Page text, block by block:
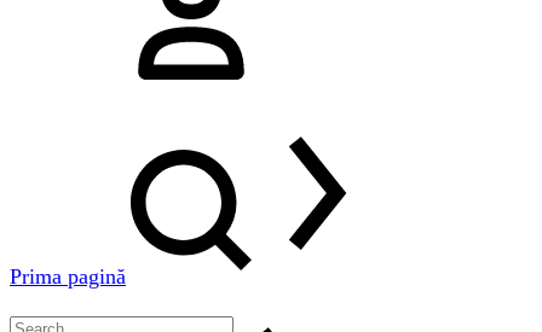
Prima pagină